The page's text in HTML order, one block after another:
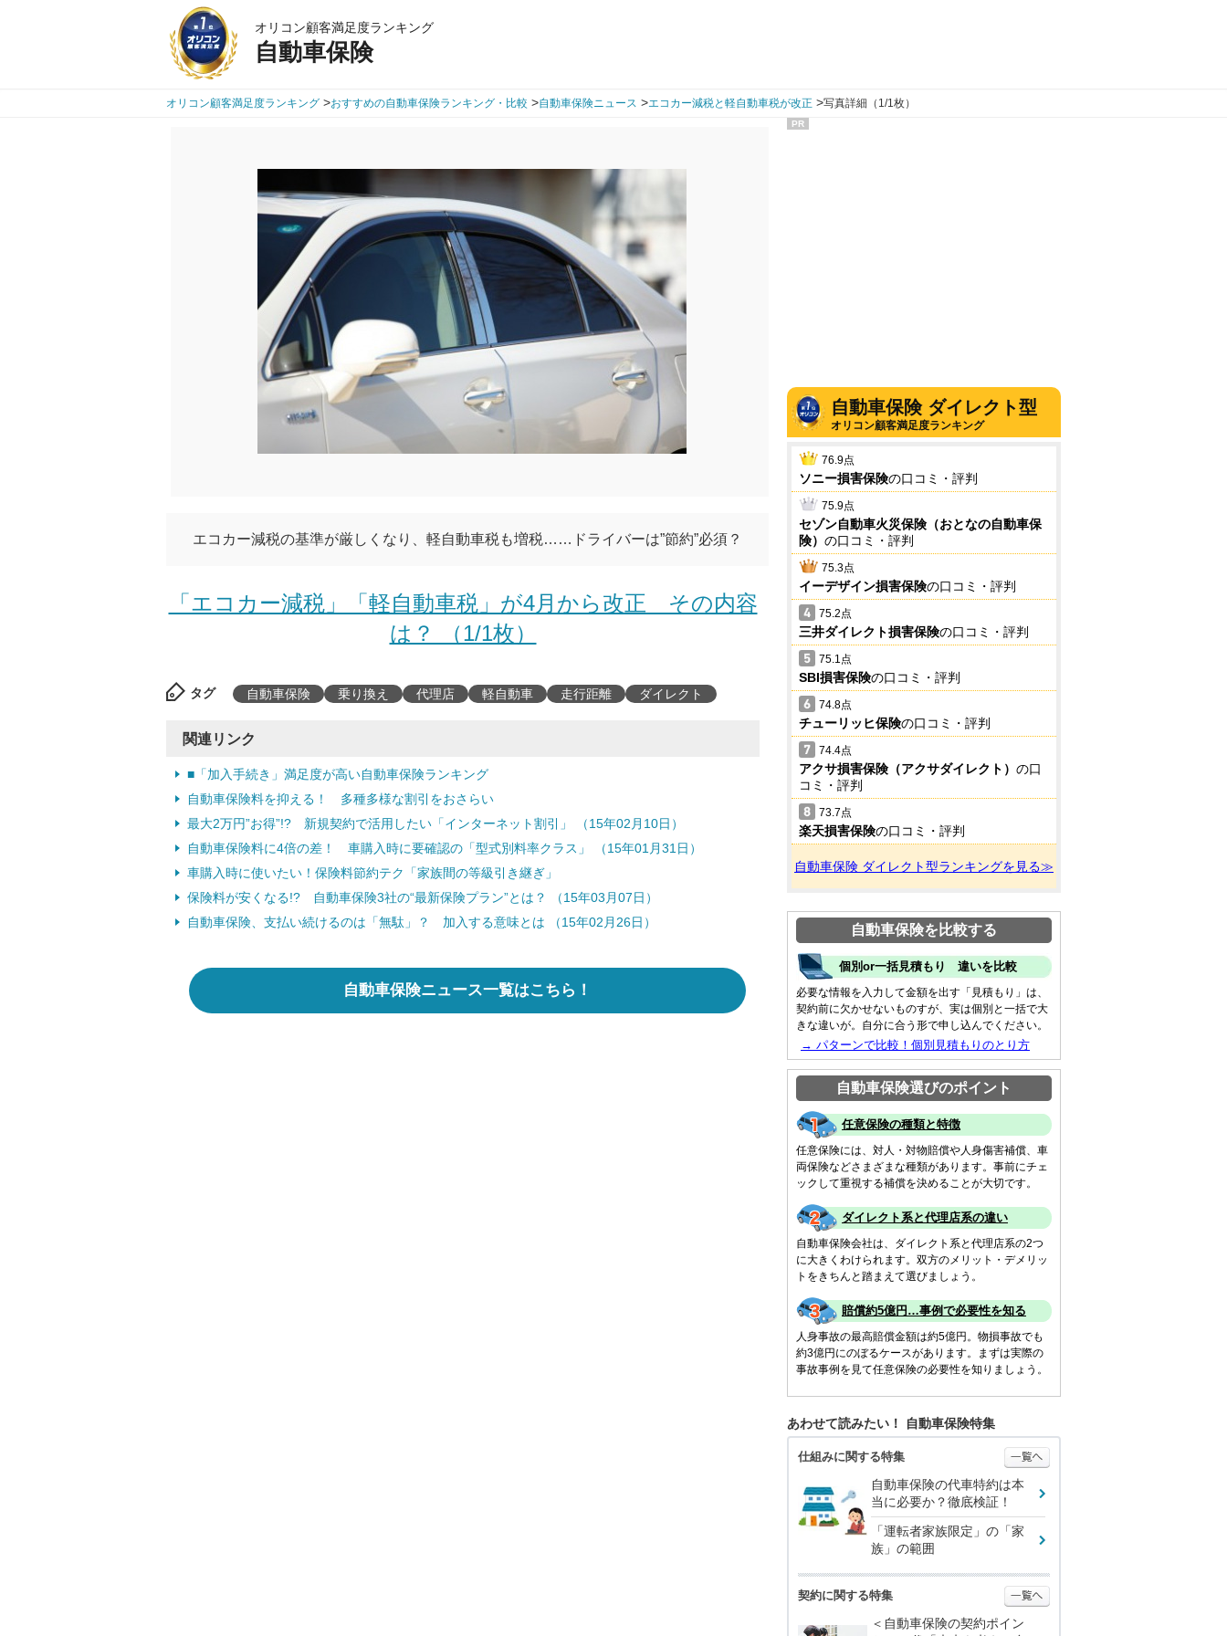
オリコン顧客満足度ランキング
自動車保険
オリコン顧客満足度ランキング >おすすめの自動車保険ランキング・比較 >自動車保険ニュース >エコカー減税と軽自動車税が改正 >写真詳細（1/1枚）
エコカー減税の基準が厳しくなり、軽自動車税も増税……ドライバーは”節約”必須？
「エコカー減税」「軽自動車税」が4月から改正 その内容
は？ （1/1枚）
タグ 自動車保険 乗り換え 代理店 軽自動車 走行距離 ダイレクト
関連リンク
■「加入手続き」満足度が高い自動車保険ランキング
自動車保険料を抑える！ 多種多様な割引をおさらい
最大2万円”お得”!? 新規契約で活用したい「インターネット割引」 （15年02月10日）
自動車保険料に4倍の差！ 車購入時に要確認の「型式別料率クラス」 （15年01月31日）
車購入時に使いたい！保険料節約テク「家族間の等級引き継ぎ」
保険料が安くなる!? 自動車保険3社の“最新保険プラン”とは？ （15年03月07日）
自動車保険、支払い続けるのは「無駄」？ 加入する意味とは （15年02月26日）
自動車保険ニュース一覧はこちら！
PR
自動車保険 ダイレクト型
オリコン顧客満足度ランキング
76.9点
ソニー損害保険の口コミ・評判
75.9点
セゾン自動車火災保険（おとなの自動車保
険） の口コミ・評判
75.3点
イーデザイン損害保険の口コミ・評判
75.2点
三井ダイレクト損害保険の口コミ・評判
75.1点
SBI損害保険の口コミ・評判
74.8点
チューリッヒ保険の口コミ・評判
74.4点
アクサ損害保険（アクサダイレクト） の口
コミ・評判
73.7点
楽天損害保険の口コミ・評判
自動車保険 ダイレクト型ランキングを見る≫
自動車保険を比較する
個別or一括見積もり 違いを比較
必要な情報を入力して金額を出す「見積もり」は、
契約前に欠かせないものすが、実は個別と一括で大
きな違いが。自分に合う形で申し込んでください。
→ パターンで比較！個別見積もりのとり方
自動車保険選びのポイント
任意保険の種類と特徴
任意保険には、対人・対物賠償や人身傷害補償、車
両保険などさまざまな種類があります。事前にチェ
ックして重視する補償を決めることが大切です。
ダイレクト系と代理店系の違い
自動車保険会社は、ダイレクト系と代理店系の2つ
に大きくわけられます。双方のメリット・デメリッ
トをきちんと踏まえて選びましょう。
賠償約5億円…事例で必要性を知る
人身事故の最高賠償金額は約5億円。物損事故でも
約3億円にのぼるケースがあります。まずは実際の
事故事例を見て任意保険の必要性を知りましょう。
あわせて読みたい！ 自動車保険特集
仕組みに関する特集
自動車保険の代車特約は本
当に必要か？徹底検証！
「運転者家族限定」の「家
族」の範囲
契約に関する特集
＜自動車保険の契約ポイン